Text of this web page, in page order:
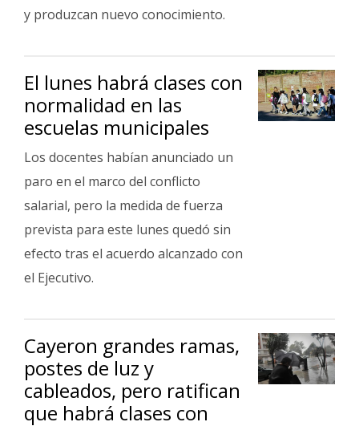
y produzcan nuevo conocimiento.
El lunes habrá clases con
normalidad en las
escuelas municipales
Los docentes habían anunciado un
paro en el marco del conflicto
salarial, pero la medida de fuerza
prevista para este lunes quedó sin
efecto tras el acuerdo alcanzado con
el Ejecutivo.
Cayeron grandes ramas,
postes de luz y
cableados, pero ratifican
que habrá clases con